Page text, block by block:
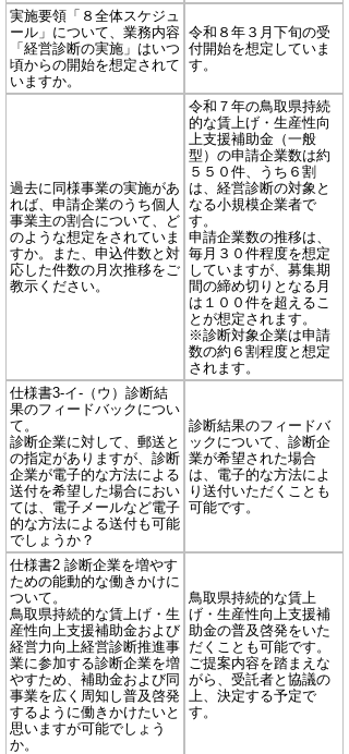
実施要領「８全体スケジュ
ール」について、業務内容
「経営診断の実施」はいつ
頃からの開始を想定されて
いますか。
令和８年３月下旬の受
付開始を想定していま
す。
過去に同様事業の実施があ
れば、申請企業のうち個人
事業主の割合について、ど
のような想定をされていま
すか。また、申込件数と対
応した件数の月次推移をご
教示ください。
令和７年の鳥取県持続
的な賃上げ・生産性向
上支援補助金（一般
型）の申請企業数は約
５５０件、うち６割
は、経営診断の対象と
なる小規模企業者で
す。
申請企業数の推移は、
毎月３０件程度を想定
していますが、募集期
間の締め切りとなる月
は１００件を超えるこ
とが想定されます。
※診断対象企業は申請
数の約６割程度と想定
されます。
仕様書3-イ-（ウ）診断結
果のフィードバックについ
て。
診断企業に対して、郵送と
の指定がありますが、診断
企業が電子的な方法による
送付を希望した場合におい
ては、電子メールなど電子
的な方法による送付も可能
でしょうか？
診断結果のフィードバ
ックについて、診断企
業が希望された場合
は、電子的な方法によ
り送付いただくことも
可能です。
仕様書2 診断企業を増やす
ための能動的な働きかけに
ついて。
鳥取県持続的な賃上げ・生
産性向上支援補助金および
経営力向上経営診断推進事
業に参加する診断企業を増
やすため、補助金および同
事業を広く周知し普及啓発
するように働きかけたいと
思いますが可能でしょう
か。
鳥取県持続的な賃上
げ・生産性向上支援補
助金の普及啓発をいた
だくことも可能です。
ご提案内容を踏まえな
がら、受託者と協議の
上、決定する予定で
す。